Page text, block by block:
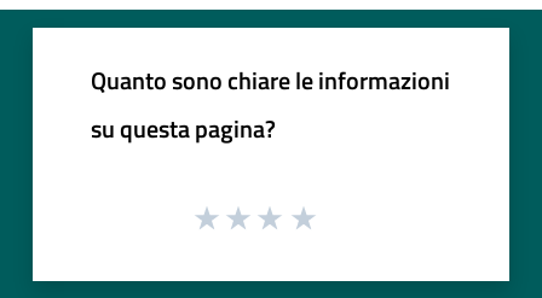
Quanto sono chiare le informazioni
su questa pagina?